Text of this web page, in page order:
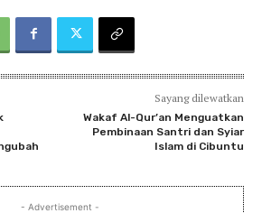
Sayang dilewatkan
Wakaf Al-Qur’an Menguatkan
Pembinaan Santri dan Syiar
Islam di Cibuntu
- Advertisement -